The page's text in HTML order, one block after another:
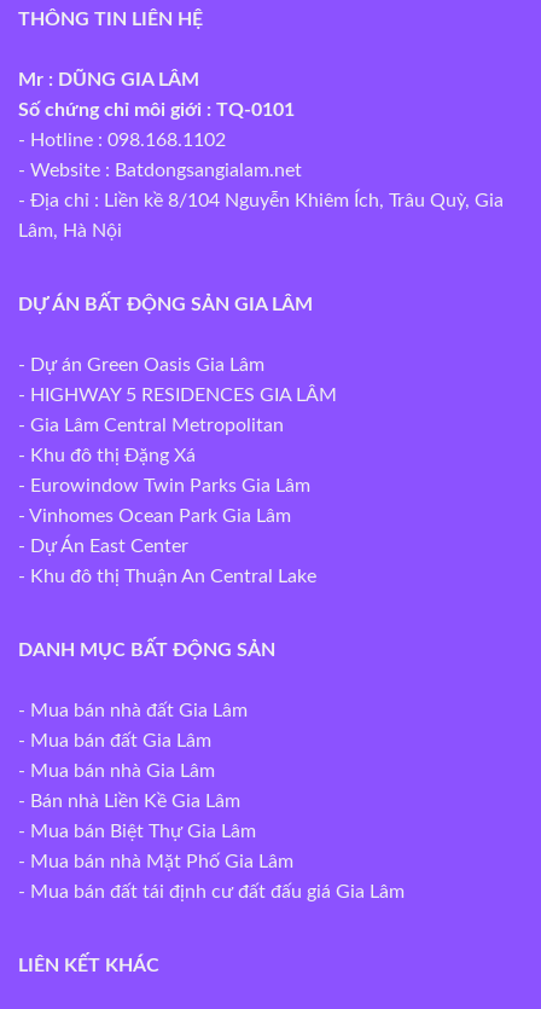
THÔNG TIN LIÊN HỆ
Mr : DŨNG GIA LÂM
Số chứng chỉ môi giới : TQ-0101
- Hotline : 098.168.1102
- Website : Batdongsangialam.net
- Địa chỉ : Liền kề 8/104 Nguyễn Khiêm Ích, Trâu Quỳ, Gia
Lâm, Hà Nội
DỰ ÁN BẤT ĐỘNG SẢN GIA LÂM
- Dự án Green Oasis Gia Lâm
- HIGHWAY 5 RESIDENCES GIA LÂM
- Gia Lâm Central Metropolitan
- Khu đô thị Đặng Xá
- Eurowindow Twin Parks Gia Lâm
- Vinhomes Ocean Park Gia Lâm
- Dự Án East Center
- Khu đô thị Thuận An Central Lake
DANH MỤC BẤT ĐỘNG SẢN
- Mua bán nhà đất Gia Lâm
- Mua bán đất Gia Lâm
- Mua bán nhà Gia Lâm
- Bán nhà Liền Kề Gia Lâm
- Mua bán Biệt Thự Gia Lâm
- Mua bán nhà Mặt Phố Gia Lâm
- Mua bán đất tái định cư đất đấu giá Gia Lâm
LIÊN KẾT KHÁC